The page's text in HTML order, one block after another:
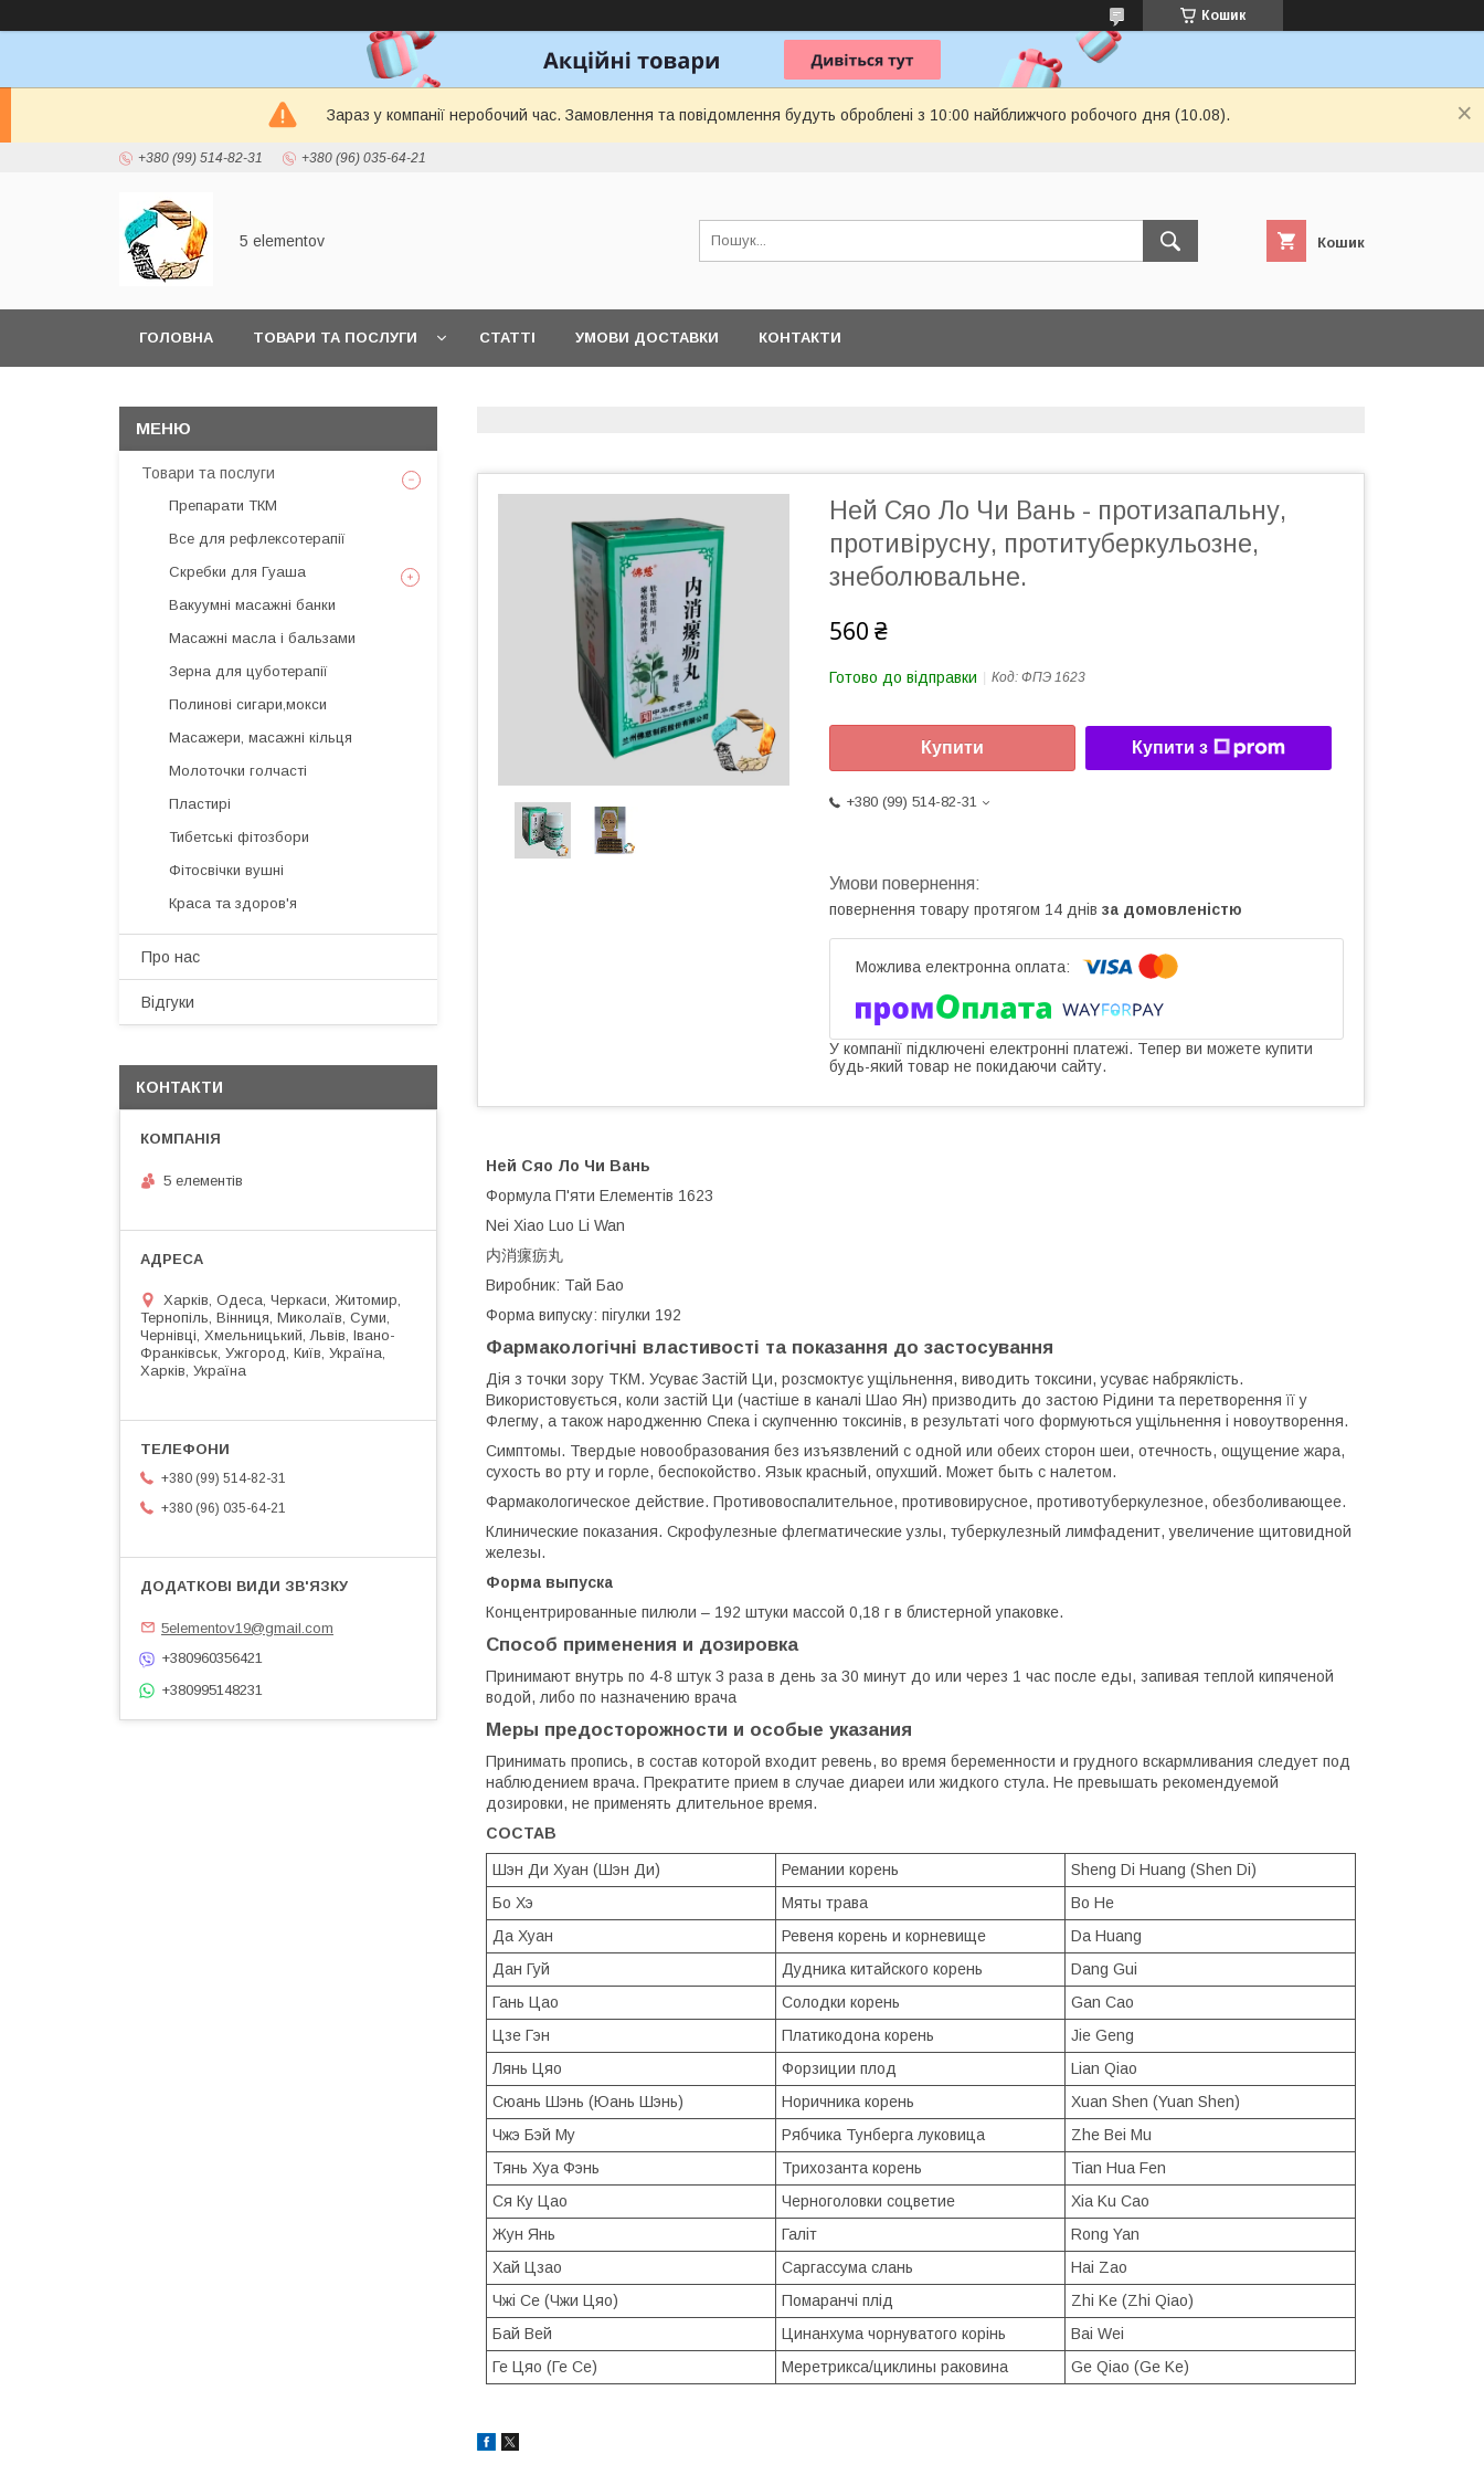
Кошик
Зараз у компанії неробочий час. Замовлення та повідомлення будуть оброблені з 10:00 найближчого робочого дня (10.08).
+380 (99) 514-82-31 +380 (96) 035-64-21
5 elementov Кошик
ГОЛОВНА ТОВАРИ ТА ПОСЛУГИ СТАТТІ УМОВИ ДОСТАВКИ КОНТАКТИ
Ней Сяо Ло Чи Вань - протизапальну,
противірусну, протитуберкульозне,
знеболювальне.
560 ₴
Готово до відправки Код: ФПЭ 1623
Купити Купити з
+380 (99) 514-82-31
повернення товару протягом 14 днів за домовленістю
У компанії підключені електронні платежі. Тепер ви можете купити
будь-який товар не покидаючи сайту.
Ней Сяо Ло Чи Вань
Формула П'яти Елементів 1623
Nei Xiao Luo Li Wan
内消瘰疬丸
Виробник: Тай Бао
Форма випуску: пігулки 192
Фармакологічні властивості та показання до застосування
Дія з точки зору ТКМ. Усуває Застій Ци, розсмоктує ущільнення, виводить токсини, усуває набряклість.
Використовується, коли застій Ци (частіше в каналі Шао Ян) призводить до застою Рідини та перетворення її у
Флегму, а також народженню Спека і скупченню токсинів, в результаті чого формуються ущільнення і новоутворення.
Симптомы. Твердые новообразования без изъязвлений с одной или обеих сторон шеи, отечность, ощущение жара,
сухость во рту и горле, беспокойство. Язык красный, опухший. Может быть с налетом.
Фармакологическое действие. Противовоспалительное, противовирусное, противотуберкулезное, обезболивающее.
Клинические показания. Скрофулезные флегматические узлы, туберкулезный лимфаденит, увеличение щитовидной
железы.
Форма выпуска
Концентрированные пилюли – 192 штуки массой 0,18 г в блистерной упаковке.
Способ применения и дозировка
Принимают внутрь по 4-8 штук 3 раза в день за 30 минут до или через 1 час после еды, запивая теплой кипяченой
водой, либо по назначению врача
Меры предосторожности и особые указания
Принимать пропись, в состав которой входит ревень, во время беременности и грудного вскармливания следует под
наблюдением врача. Прекратите прием в случае диареи или жидкого стула. Не превышать рекомендуемой
дозировки, не применять длительное время.
СОСТАВ
Шэн Ди Хуан (Шэн Ди) Ремании корень
Sheng Di Huang (Shen Di)
Бо Хэ
Мяты трава
Bo He
Да Хуан
Ревеня корень и корневище
Da Huang
Дан Гуй
Дудника китайского корень
Dang Gui
Гань Цао
Солодки корень
Gan Cao
Цзе Гэн
Платикодона корень
Jie Geng
Лянь Цяо
Форзиции плод
Lian Qiao
Сюань Шэнь (Юань Шэнь)
Норичника корень
Xuan Shen (Yuan Shen)
Чжэ Бэй Му
Рябчика Тунберга луковица
Zhe Bei Mu
Тянь Хуа Фэнь
Трихозанта корень
Tian Hua Fen
Ся Ку Цао
Черноголовки соцветие
Xia Ku Cao
Жун Янь
Галіт
Rong Yan
Хай Цзао
Саргассума слань
Hai Zao
Чжі Се (Чжи Цяо)
Помаранчі плід
Zhi Ke (Zhi Qiao)
Бай Вей
Цинанхума чорнуватого корінь
Bai Wei
Ге Цяо (Ге Се)
Меретрикса/циклины раковина Ge Qiao (Ge Ke)
Товари та послуги
Препарати ТКМ
Все для рефлексотерапії
Скребки для Гуаша
Вакуумні масажні банки
Масажні масла і бальзами
Зерна для цуботерапії
Полинові сигари,мокси
Масажери, масажні кільця
Молоточки голчасті
Пластирі
Тибетські фітозбори
Фітосвічки вушні
Краса та здоров'я
Про нас
Відгуки
КОНТАКТИ
5 елементів
Харків, Одеса, Черкаси, Житомир,
Тернопіль, Вінниця, Миколаїв, Суми,
Чернівці, Хмельницький, Львів, Івано-
Франківськ, Ужгород, Київ, Україна,
Харків, Україна
+380 (99) 514-82-31
+380 (96) 035-64-21
5elementov19@gmail.com
+380960356421
+380995148231